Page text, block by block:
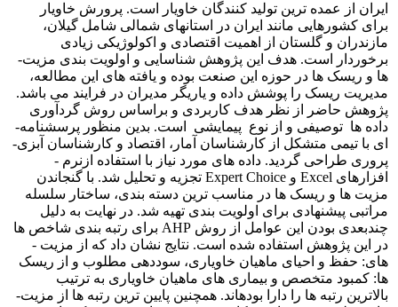
ایران از عمده­ ترین تولید کنندگان خاویار است. پرورش خاویار
برای کشورهایی مانند ایران در استان­های شمالی شامل گیلان،
مازندران و گلستان از اهمیت اقتصادی و اکولوژیکی زیادی
برخوردار است. هدف این پژوهش شناسایی و اولویت­ بندی مزیت­
ها و ریسک­ ها در حوزه این صنعت بوده و یافته­ های این مطالعه،
مدیریت ریسک را پوشش داده و یاریگر مدیران در فرایند می­ باشد.
پژوهش حاضر از نظر هدف کاربردی و براساس روش گردآوری
داده ­ها توصیفی و از نوع پیمایشی است. بدین منظور پرسشنامه­
ای با تیمی متشکل از کارشناسان آمار، اقتصاد و کارشناسان آبزی­
پروری طراحی گردید. داده­ های مورد نیاز با استفاده ازنرم ­
افزارهای Excel و Expert Choice تجزیه و تحلیل شد. با گنجاندن
مزیت­ ها و ریسک ­ها در مناسب­ ترین دسته ­بندی، ساختار سلسله
مراتبی پیشنهادی برای اولویت­ بندی تهیه شد. در نهایت به ­دلیل
چندبعدی بودن این عوامل از روش AHP برای رتبه ­بندی شاخص ­ها
در این پژوهش استفاده شده است. نتایج نشان داد که از مزیت ­
های: حفظ و احیای ماهیان خاویاری، سوددهی مطلوب و از ریسک
­ها: کمبود متخصص و بیماری­ های ماهیان خاویاری به ­ترتیب
بالاترین رتبه­ ها را دارا بوده­اند. همچنین پایین­ ترین رتبه­ ها از مزیت­